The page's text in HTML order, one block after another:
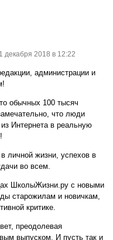
декабря 2018 в 12:22
администрации и
обычных 100 тысяч
что люди
Интернета в реальную
личной жизни, успехов в
во всем.
ШколыЖизни.ру с новыми
старожилам и новичкам,
критике.
преодолевая
выпуском. И пусть так и